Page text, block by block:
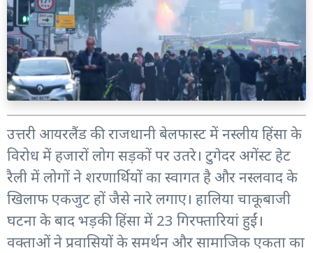
उत्तरी आयरलैंड की राजधानी बेलफास्ट में नस्लीय हिंसा के
विरोध में हजारों लोग सड़कों पर उतरे। टुगेदर अगेंस्ट हेट
रैली में लोगों ने शरणार्थियों का स्वागत है और नस्लवाद के
खिलाफ एकजुट हों जैसे नारे लगाए। हालिया चाकूबाजी
घटना के बाद भड़की हिंसा में 23 गिरफ्तारियां हुईं।
वक्ताओं ने प्रवासियों के समर्थन और सामाजिक एकता का